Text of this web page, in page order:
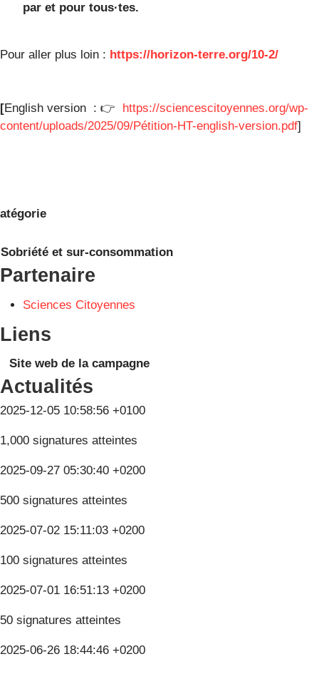
par et pour tous·tes.
Pour aller plus loin : https://horizon-terre.org/10-2/
[English version : 👉
https://sciencescitoyennes.org/wp-
content/uploads/2025/09/Pétition-HT-english-version.pdf]
Sobriété et sur-consommation
Partenaire
Sciences Citoyennes
Liens
Site web de la campagne
Actualités
2025-12-05 10:58:56 +0100
1,000 signatures atteintes
2025-09-27 05:30:40 +0200
500 signatures atteintes
2025-07-02 15:11:03 +0200
100 signatures atteintes
2025-07-01 16:51:13 +0200
50 signatures atteintes
2025-06-26 18:44:46 +0200